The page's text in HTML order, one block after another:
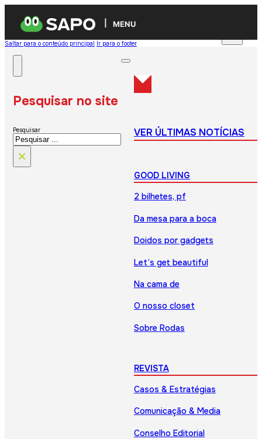
MENU
Saltar para o conteúdo principal Ir para o footer
Pesquisar no site
Pesquisar
×
VER ÚLTIMAS NOTÍCIAS
GOOD LIVING
2 bilhetes, pf
Da mesa para a boca
Doidos por gadgets
Let’s get beautiful
Na cama de
O nosso closet
Sobre Rodas
REVISTA
Casos & Estratégias
Comunicação & Media
Conselho Editorial